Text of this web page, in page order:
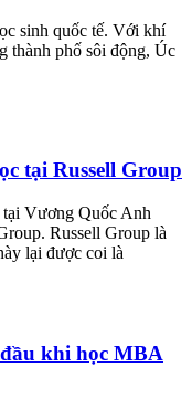
sinh quốc tế. Với khí
thành phố sôi động, Úc
tại Russell Group
tại Vương Quốc Anh
Russell Group là
lại được coi là
khi học MBA